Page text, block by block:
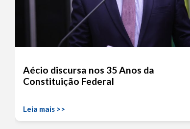
Aécio discursa nos 35 Anos da
Constituição Federal
Leia mais >>